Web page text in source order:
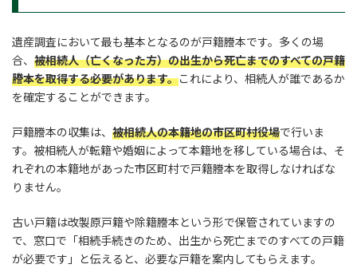
遺産調査において最も基本となるのが戸籍謄本です。多くの場
合、 被相続人（亡くなった方）の出生から死亡までのすべての戸籍
謄本を取得する必要があります。これにより、相続人が誰であるか
を確定することができます。
戸籍謄本の収集は、 被相続人の本籍地の市区町村役場で行いま
す。被相続人が転籍や婚姻によって本籍地を移している場合は、そ
れぞれの本籍地があった市区町村で戸籍謄本を取得しなければな
りません。
古い戸籍は改製原戸籍や除籍謄本という形で保管されていますの
で、窓口で「相続手続きのため、出生から死亡までのすべての戸籍
が必要です」と伝えると、必要な戸籍を案内してもらえます。